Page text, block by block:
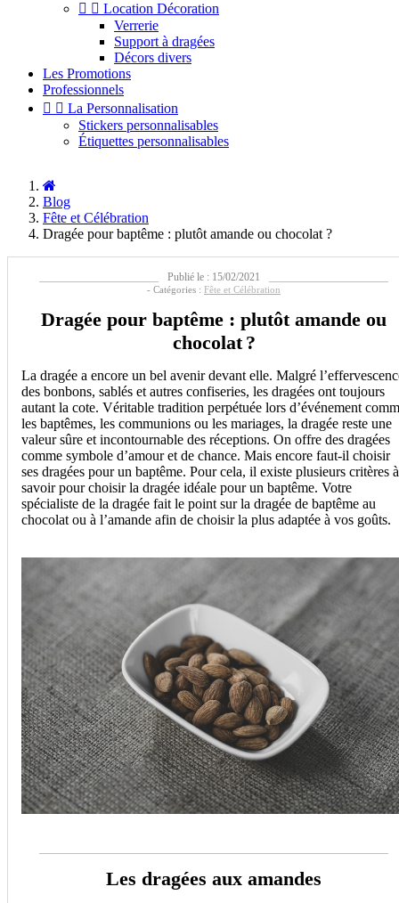
  Location Décoration
Verrerie
Support à dragées
Décors divers
Les Promotions
Professionnels
  La Personnalisation
Stickers personnalisables
Étiquettes personnalisables
Blog
Fête et Célébration
Dragée pour baptême : plutôt amande ou chocolat ?
Publié le : 15/02/2021
- Catégories : Fête et Célébration
Dragée pour baptême : plutôt amande ou
chocolat ?
La dragée a encore un bel avenir devant elle. Malgré
des bonbons, sablés et autres confiseries, les dragées ont toujours
autant la cote. Véritable tradition perpétuée lors d’événement
les baptêmes, les communions ou les mariages, la dragée reste une
valeur sûre et incontournable des réceptions. On offre des dragées
comme symbole d’amour et de chance. Mais encore faut-il choisir
ses dragées pour un baptême. Pour cela, il existe plusieurs critères à
savoir pour choisir la dragée idéale pour un baptême. Votre
spécialiste de la dragée fait le point sur la dragée de baptême au
chocolat ou à l’amande afin de choisir la plus adaptée à vos goûts.
Les dragées aux amandes